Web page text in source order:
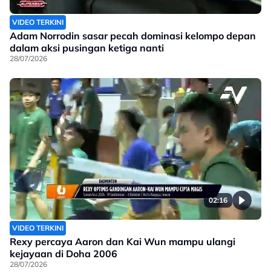
VIDEO TERKINI
Adam Norrodin sasar pecah dominasi kelompo depan
dalam aksi pusingan ketiga nanti
28/07/2026
02:16
VIDEO TERKINI
Rexy percaya Aaron dan Kai Wun mampu ulangi
kejayaan di Doha 2006
28/07/2026